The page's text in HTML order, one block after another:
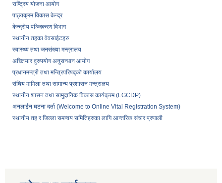
राष्ट्रिय योजना आयोग
पाठ्यक्रम विकास केन्द्र
केन्द्रीय पञ्जिकरण विभाग
स्थानीय तहका वेवसाईटहरु
स्वास्थ्य तथा जनसंख्या मन्त्रालय
अख्तियार दुरुपयोग अनुसन्धान आयोग
प्रधानमन्त्री तथा मन्त्रिपरिषद्को कार्यालय
संघिय मामिला तथा सामान्य प्रशासन मन्त्रालय
स्थानीय शासन तथा सामुदायिक विकास कार्यक्रम (LGCDP)
अनलाईन घटना दर्ता (Welcome to Online Vital Registration System)
स्थानीय तह र जिल्ला समन्वय समितिहरुका लागि आन्तरिक संचार प्रणाली